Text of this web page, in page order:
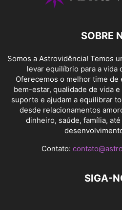
SOBRE
Somos a Astrovidência! Temos
levar equilíbrio para a vida
Oferecemos o melhor time de
bem-estar, qualidade de vida
suporte e ajudam a equilibrar
desde relacionamentos
dinheiro, saúde, família,
Contato:
SIGA-